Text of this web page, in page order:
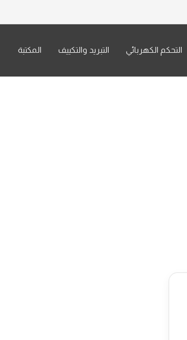
التحكم الكهربائي التبريد والتكييف المكتبة